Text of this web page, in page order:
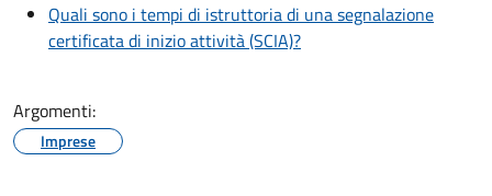
Quali sono i tempi di istruttoria di una segnalazione
certificata di inizio attività (SCIA)?
Argomenti:
Imprese